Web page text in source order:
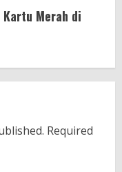
Kartu Merah di
Required